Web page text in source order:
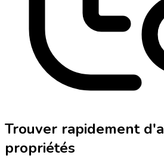
Trouver rapidement
propriétés